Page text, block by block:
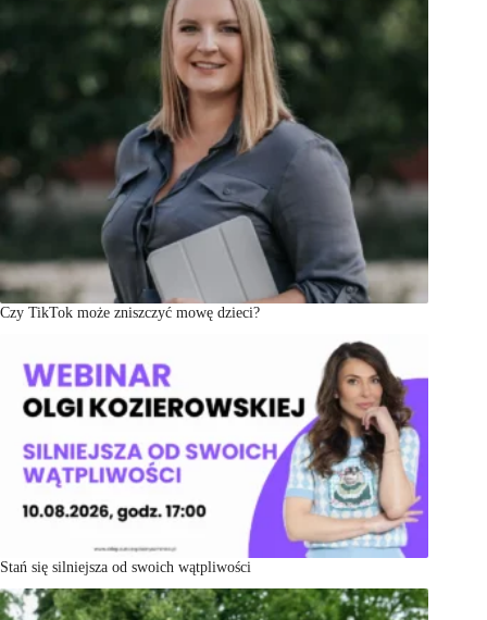
Czy TikTok może zniszczyć mowę dzieci?
Stań się silniejsza od swoich wątpliwości